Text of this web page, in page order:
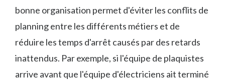
bonne organisation permet d'éviter les conflits de
planning entre les différents métiers et de
réduire les temps d'arrêt causés par des retards
inattendus. Par exemple, si l'équipe de plaquistes
arrive avant que l'équipe d'électriciens ait terminé